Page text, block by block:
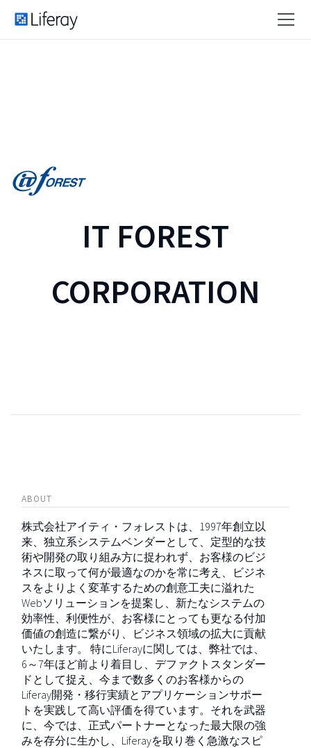
IT FOREST
CORPORATION
ABOUT
株式会社アイティ・フォレストは、1997年創立以
来、独立系システムベンダーとして、定型的な技
術や開発の取り組み方に捉われず、お客様のビジ
ネスに取って何が最適なのかを常に考え、ビジネ
スをよりよく変革するための創意工夫に溢れた
Webソリューションを提案し、新たなシステムの
効率性、利便性が、お客様にとっても更なる付加
価値の創造に繋がり、ビジネス領域の拡大に貢献
いたします。 特にLiferayに関しては、弊社では、
6～7年ほど前より着目し、デファクトスタンダー
ドとして捉え、今まで数多くのお客様からの
Liferay開発・移行実績とアプリケーションサポー
トを実践して高い評価を得ています。それを武器
に、今では、正式パートナーとなった最大限の強
みを存分に生かし、Liferayを取り巻く急激なスピ